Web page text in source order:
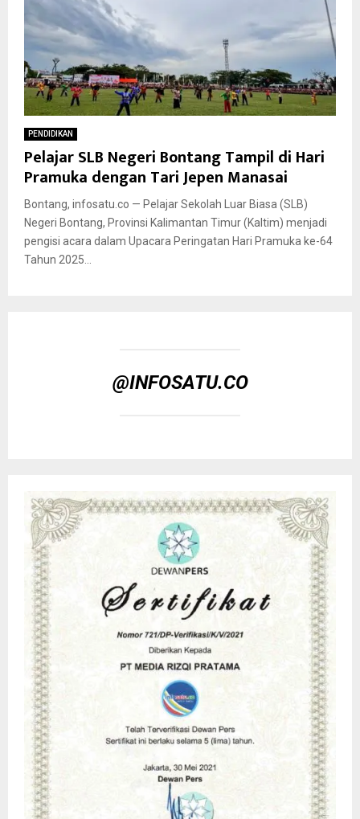
PENDIDIKAN
Pelajar SLB Negeri Bontang Tampil di Hari
Pramuka dengan Tari Jepen Manasai
Bontang, infosatu.co — Pelajar Sekolah Luar Biasa (SLB)
Negeri Bontang, Provinsi Kalimantan Timur (Kaltim) menjadi
pengisi acara dalam Upacara Peringatan Hari Pramuka ke-64
Tahun 2025...
@INFOSATU.CO